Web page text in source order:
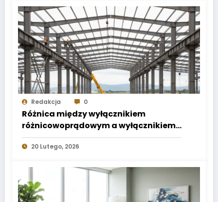
Redakcja 0
Różnica między wyłącznikiem
różnicowoprądowym a wyłącznikiem
nadprądowym
20 Lutego, 2026